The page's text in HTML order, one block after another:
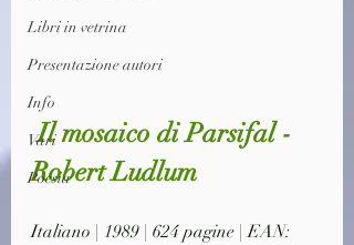
Libri in vetrina
Presentazione autori
Info
Vari
Poesia
Il mosaico di Parsifal -
Robert Ludlum
Italiano | 1989 | 624 pagine | EAN: